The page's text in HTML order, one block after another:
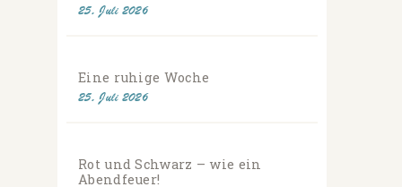
25. Juli 2026
Eine ruhige Woche
25. Juli 2026
Rot und Schwarz – wie ein
Abendfeuer!